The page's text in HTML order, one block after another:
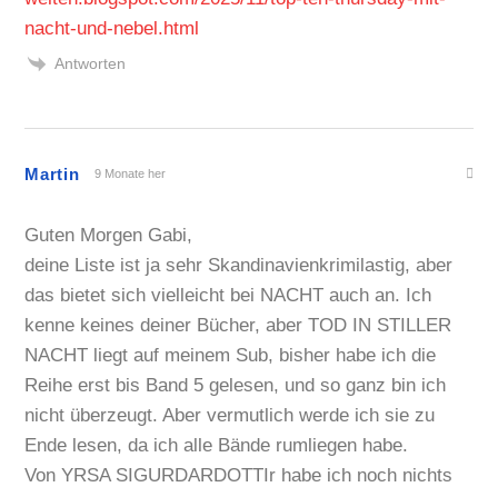
nacht-und-nebel.html
Antworten
Martin 9 Monate her
Guten Morgen Gabi,
deine Liste ist ja sehr Skandinavienkrimilastig, aber
das bietet sich vielleicht bei NACHT auch an. Ich
kenne keines deiner Bücher, aber TOD IN STILLER
NACHT liegt auf meinem Sub, bisher habe ich die
Reihe erst bis Band 5 gelesen, und so ganz bin ich
nicht überzeugt. Aber vermutlich werde ich sie zu
Ende lesen, da ich alle Bände rumliegen habe.
Von YRSA SIGURDARDOTTIr habe ich noch nichts